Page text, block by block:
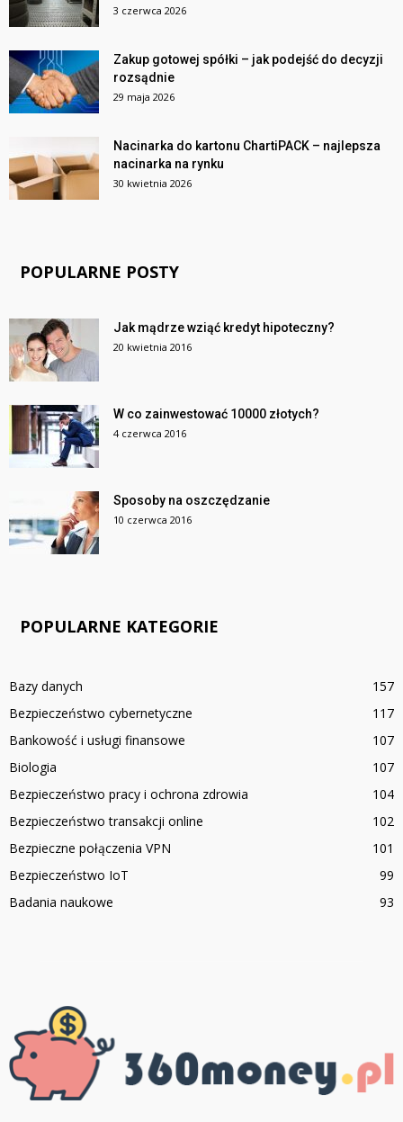
3 czerwca 2026
Zakup gotowej spółki – jak podejść do decyzji
rozsądnie
29 maja 2026
Nacinarka do kartonu ChartiPACK – najlepsza
nacinarka na rynku
30 kwietnia 2026
POPULARNE POSTY
Jak mądrze wziąć kredyt hipoteczny?
20 kwietnia 2016
W co zainwestować 10000 złotych?
4 czerwca 2016
Sposoby na oszczędzanie
10 czerwca 2016
POPULARNE KATEGORIE
Bazy danych
157
Bezpieczeństwo cybernetyczne
117
Bankowość i usługi finansowe
107
Biologia
107
Bezpieczeństwo pracy i ochrona zdrowia
104
Bezpieczeństwo transakcji online
102
Bezpieczne połączenia VPN
101
Bezpieczeństwo IoT
99
Badania naukowe
93